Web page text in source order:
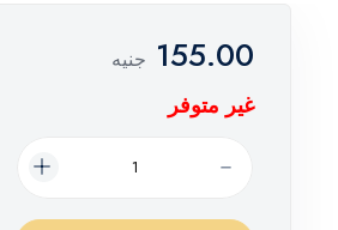
155.00 جنيه
غير متوفر